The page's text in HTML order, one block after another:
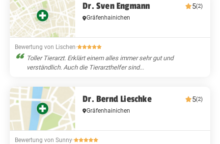
Dr. Sven Engmann 5(2)
Gräfenhainichen
Bewertung von Lischen·
Toller Tierarzt. Erklärt einem alles immer sehr gut und
verständlich. Auch die Tierarzthelfer sind...
Dr. Bernd Lieschke 5(2)
Gräfenhainichen
Bewertung von Sunny·